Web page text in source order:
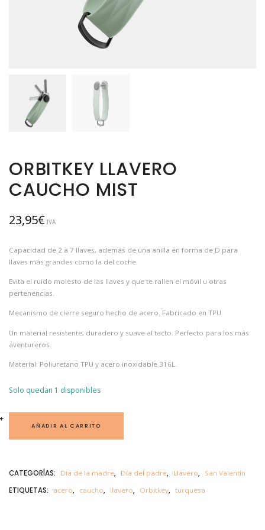
ORBITKEY LLAVERO
CAUCHO MIST
23,95€ IVA
Capacidad de 2 a 7 llaves, además de una anilla en forma de D para
llaves más grandes como la del coche.
Evita el ruido molesto de las llaves y que te rallen el móvil u otras
pertenencias.
Mecanismo de cierre seguro hecho de acero. Fabricado en TPU.
Un material resistente, duradero y suave al tacto. Perfecto para los más
aventureros.
Material: Poliuretano TPU y acero inoxidable 316L.
Solo quedan 1 disponibles
I
Y
L
-
AÑADIR AL CARRITO
CATEGORÍAS: Día de la madre, Día del padre, Llavero, San Valentín
ETIQUETAS: acero, caucho, llavero, Orbitkey, turquesa